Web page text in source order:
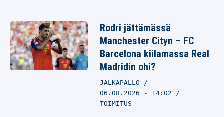
Rodri jättämässä
Manchester Cityn – FC
Barcelona kiilamassa Real
Madridin ohi?
JALKAPALLO
06.08.2026 - 14:02
TOIMITUS